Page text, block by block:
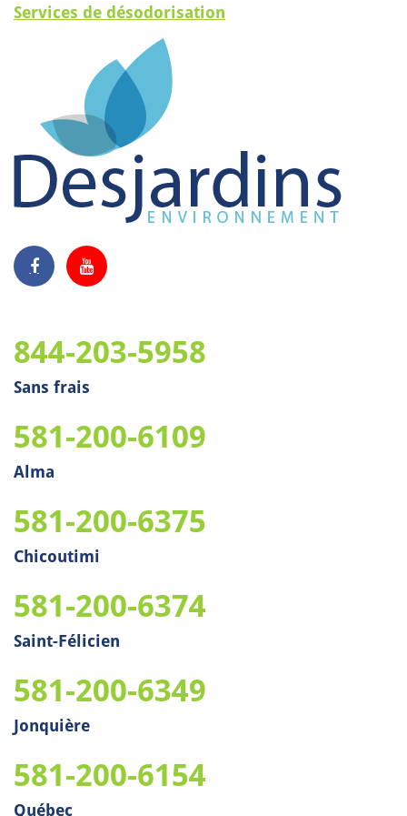
Services de désodorisation
844-203-5958
Sans frais
581-200-6109
Alma
581-200-6375
Chicoutimi
581-200-6374
Saint-Félicien
581-200-6349
Jonquière
581-200-6154
Québec